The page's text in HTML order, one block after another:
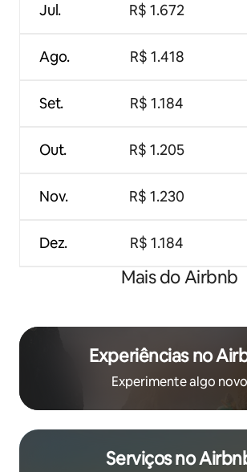
Jul.
Ago.
Set.
Out.
Nov.
Dez.
R$ 1.672
R$ 1.418
R$ 1.184
R$ 1.205
R$ 1.230
R$ 1.184
Mais do Airbnb
Experiências no
Experimente algo novo
Serviços no